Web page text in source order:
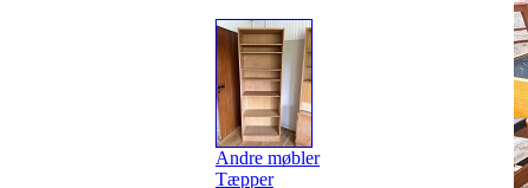
Andre møbler
Tæpper